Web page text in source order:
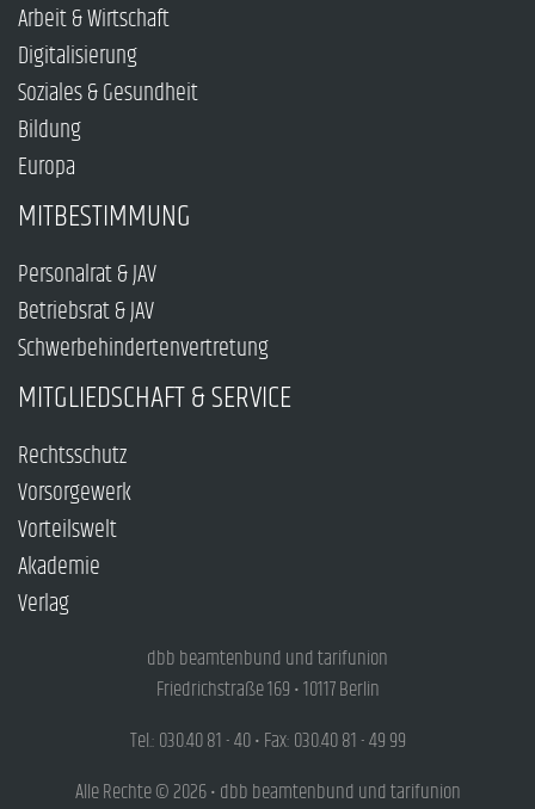
Arbeit & Wirtschaft
Digitalisierung
Soziales & Gesundheit
Bildung
Europa
MITBESTIMMUNG
Personalrat & JAV
Betriebsrat & JAV
Schwerbehindertenvertretung
MITGLIEDSCHAFT & SERVICE
Rechtsschutz
Vorsorgewerk
Vorteilswelt
Akademie
Verlag
dbb beamtenbund und tarifunion
Friedrichstraße 169 • 10117 Berlin
Tel.: 030.40 81 - 40 • Fax: 030.40 81 - 49 99
Alle Rechte © 2026 • dbb beamtenbund und tarifunion